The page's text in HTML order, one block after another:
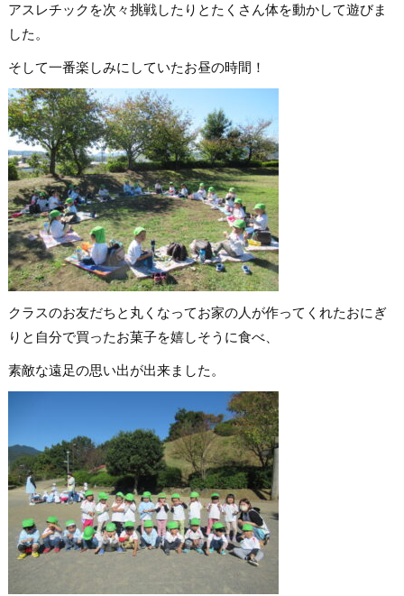
アスレチックを次々挑戦したりとたくさん体を動かして遊びま
した。
そして一番楽しみにしていたお昼の時間！
クラスのお友だちと丸くなってお家の人が作ってくれたおにぎ
りと自分で買ったお菓子を嬉しそうに食べ、
素敵な遠足の思い出が出来ました。